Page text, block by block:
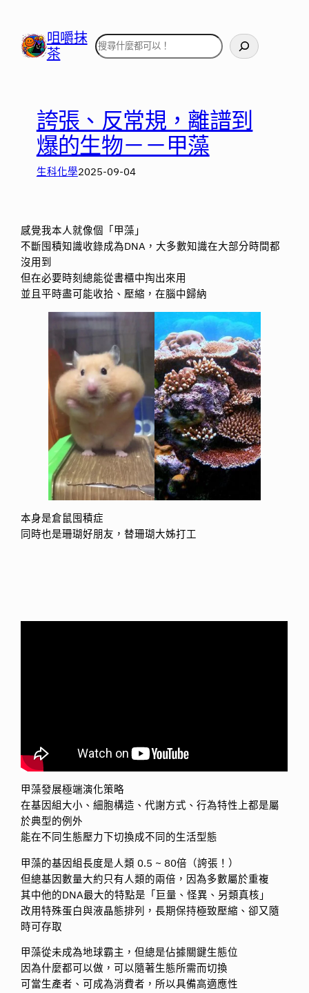
咀嚼抹
茶
搜
尋
誇張、反常規，離譜到
爆的生物－－甲藻
生科化學2025-09-04
感覺我本人就像個「甲藻」
不斷囤積知識收錄成為DNA，大多數知識在大部分時間都
沒用到
但在必要時刻總能從書櫃中掏出來用
並且平時盡可能收拾、壓縮，在腦中歸納
本身是倉鼠囤積症
同時也是珊瑚好朋友，替珊瑚大姊打工
甲藻發展極端演化策略
在基因組大小、細胞構造、代謝方式、行為特性上都是屬
於典型的例外
能在不同生態壓力下切換成不同的生活型態
甲藻的基因組長度是人類 0.5 ~ 80倍（誇張！）
但總基因數量大約只有人類的兩倍，因為多數屬於重複
其中他的DNA最大的特點是「巨量、怪異、另類真核」
改用特殊蛋白與液晶態排列，長期保持極致壓縮、卻又隨
時可存取
甲藻從未成為地球霸主，但總是佔據關鍵生態位
因為什麼都可以做，可以隨著生態所需而切換
可當生產者、可成為消費者，所以具備高適應性